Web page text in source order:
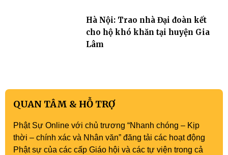
Hà Nội: Trao nhà Đại đoàn kết
cho hộ khó khăn tại huyện Gia
Lâm
QUAN TÂM & HỖ TRỢ
Phật Sự Online với chủ trương “Nhanh chóng – Kịp
thời – chính xác và Nhân văn” đăng tải các hoạt động
Phật sự của các cấp Giáo hội và các tự viện trong cả